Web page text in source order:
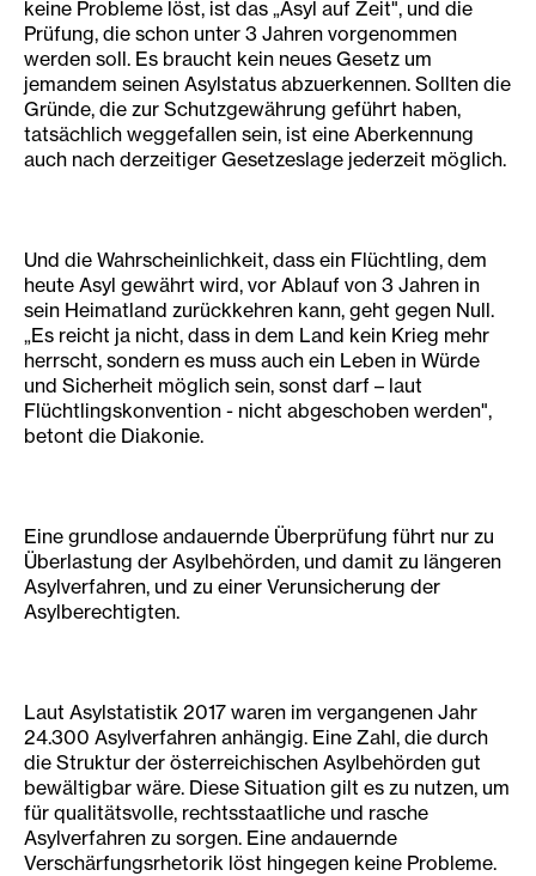
keine Probleme löst, ist das „Asyl auf Zeit", und die
Prüfung, die schon unter 3 Jahren vorgenommen
werden soll. Es braucht kein neues Gesetz um
jemandem seinen Asylstatus abzuerkennen. Sollten die
Gründe, die zur Schutzgewährung geführt haben,
tatsächlich weggefallen sein, ist eine Aberkennung
auch nach derzeitiger Gesetzeslage jederzeit möglich.
Und die Wahrscheinlichkeit, dass ein Flüchtling, dem
heute Asyl gewährt wird, vor Ablauf von 3 Jahren in
sein Heimatland zurückkehren kann, geht gegen Null.
„Es reicht ja nicht, dass in dem Land kein Krieg mehr
herrscht, sondern es muss auch ein Leben in Würde
und Sicherheit möglich sein, sonst darf – laut
Flüchtlingskonvention - nicht abgeschoben werden",
betont die Diakonie.
Eine grundlose andauernde Überprüfung führt nur zu
Überlastung der Asylbehörden, und damit zu längeren
Asylverfahren, und zu einer Verunsicherung der
Asylberechtigten.
Laut Asylstatistik 2017 waren im vergangenen Jahr
24.300 Asylverfahren anhängig. Eine Zahl, die durch
die Struktur der österreichischen Asylbehörden gut
bewältigbar wäre. Diese Situation gilt es zu nutzen, um
für qualitätsvolle, rechtsstaatliche und rasche
Asylverfahren zu sorgen. Eine andauernde
Verschärfungsrhetorik löst hingegen keine Probleme.